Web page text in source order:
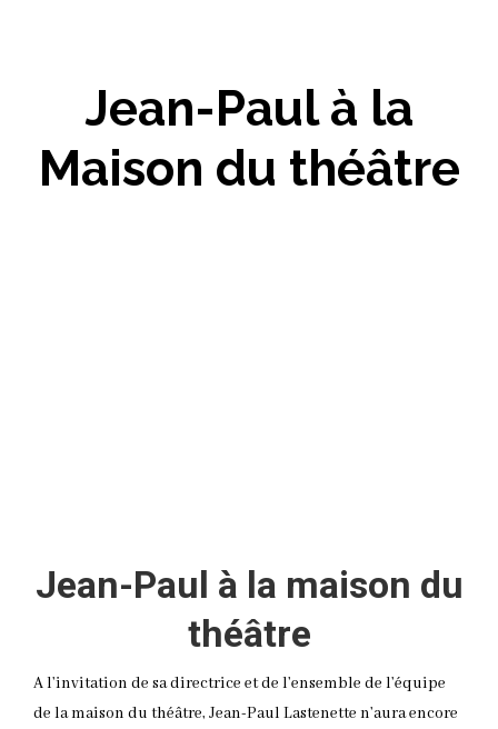
Jean-Paul à la
Maison du théâtre
Jean-Paul à la maison du
théâtre
A l’invitation de sa directrice et de l’ensemble de l’équipe
de la maison du théâtre, Jean-Paul Lastenette n’aura encore